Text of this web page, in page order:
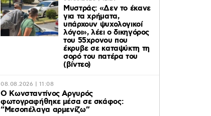
Μυστράς: «Δεν το έκανε
για τα χρήματα,
υπάρχουν ψυχολογικοί
λόγοι», λέει ο δικηγόρος
του 55χρονου που
έκρυβε σε καταψύκτη τη
σορό του πατέρα του
(βίντεο)
08.08.2026 | 11:08
Ο Κωνσταντίνος Αργυρός
φωτογραφήθηκε μέσα σε σκάφος:
“Μεσοπέλαγα αρμενίζω”